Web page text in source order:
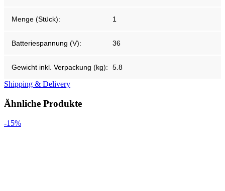
Menge (Stück): 1
Batteriespannung (V): 36
Gewicht inkl. Verpackung (kg): 5.8
Shipping & Delivery
Ähnliche Produkte
-15%